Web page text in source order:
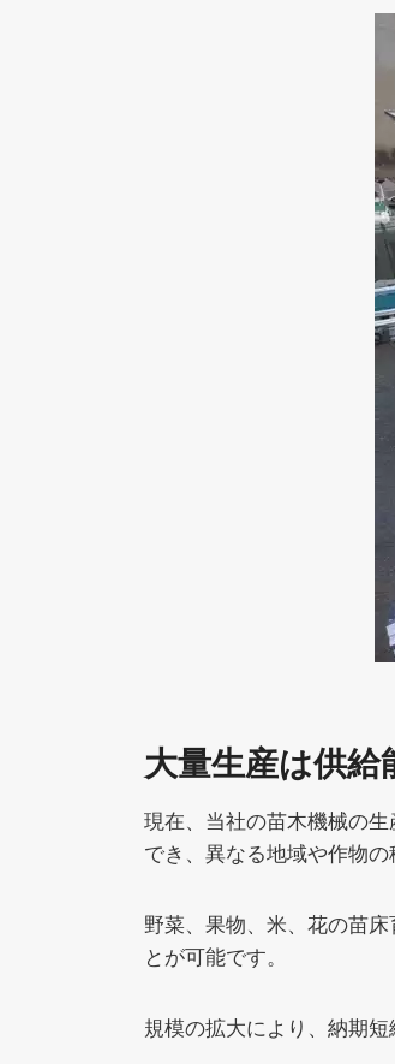
大量生産は供給
現在、当社の苗木機械の
でき、異なる地域や作物の
野菜、果物、米、花の苗
とが可能です。
規模の拡大により、納期